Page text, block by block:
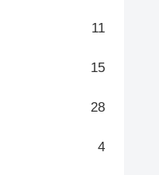
11
15
28
4